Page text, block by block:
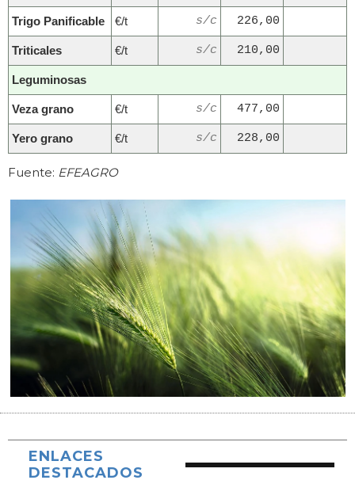
Trigo Panificable €/t s/c 226,00
Triticales €/t s/c 210,00
Leguminosas
Veza grano €/t s/c 477,00
Yero grano €/t s/c 228,00
Fuente: EFEAGRO
ENLACES
DESTACADOS